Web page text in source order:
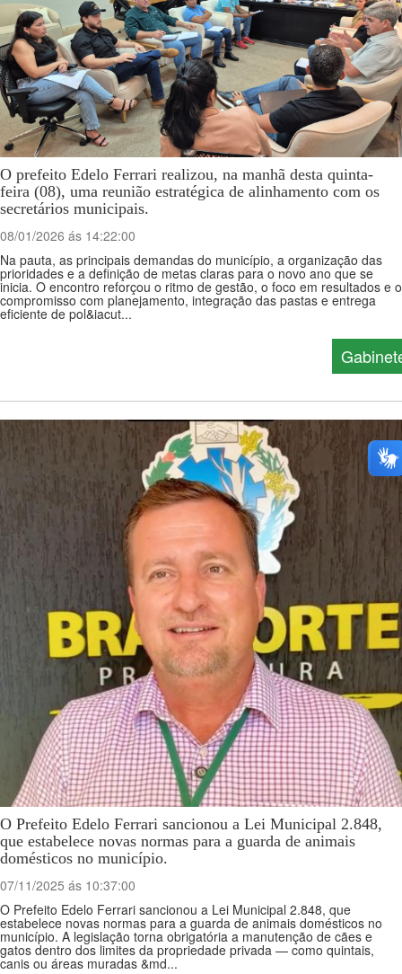
O prefeito Edelo Ferrari realizou, na manhã desta quinta-
feira (08), uma reunião estratégica de alinhamento com os
secretários municipais.
08/01/2026 ás 14:22:00
Na pauta, as principais demandas do município, a organização das
prioridades e a definição de metas claras para o novo ano que se
inicia. O encontro reforçou o ritmo de gestão, o foco em resultados e o
compromisso com planejamento, integração das pastas e entrega
eficiente de pol&iacut...
O Prefeito Edelo Ferrari sancionou a Lei Municipal 2.848,
que estabelece novas normas para a guarda de animais
domésticos no município.
07/11/2025 ás 10:37:00
O Prefeito Edelo Ferrari sancionou a Lei Municipal 2.848, que
estabelece novas normas para a guarda de animais domésticos no
município. A legislação torna obrigatória a manutenção de cães e
gatos dentro dos limites da propriedade privada — como quintais,
canis ou áreas muradas &md...